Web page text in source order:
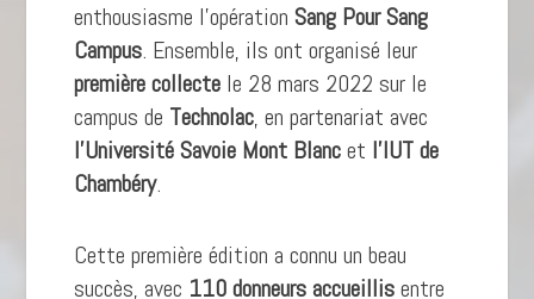
enthousiasme l’opérationSang Pour Sang
Campus. Ensemble, ils ont organisé leur
première collecte le 28 mars 2022 sur le
campus de Technolac, en partenariat avec
l’Université Savoie Mont Blancet l’IUT de
Chambéry.
Cette première édition a connu un beau
succès, avec 110 donneurs accueillisentre